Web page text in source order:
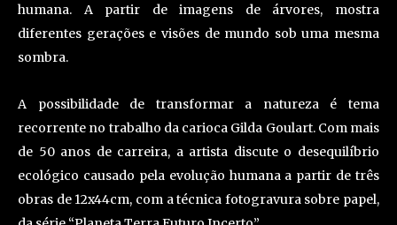
humana. A partir de imagens de árvores, mostra
diferentes gerações e visões de mundo sob uma mesma
sombra.
A possibilidade de transformar a natureza é tema
recorrente no trabalho da carioca Gilda Goulart. Com mais
de 50 anos de carreira, a artista discute o desequilíbrio
ecológico causado pela evolução humana a partir de três
obras de 12x44cm, com a técnica fotogravura sobre papel,